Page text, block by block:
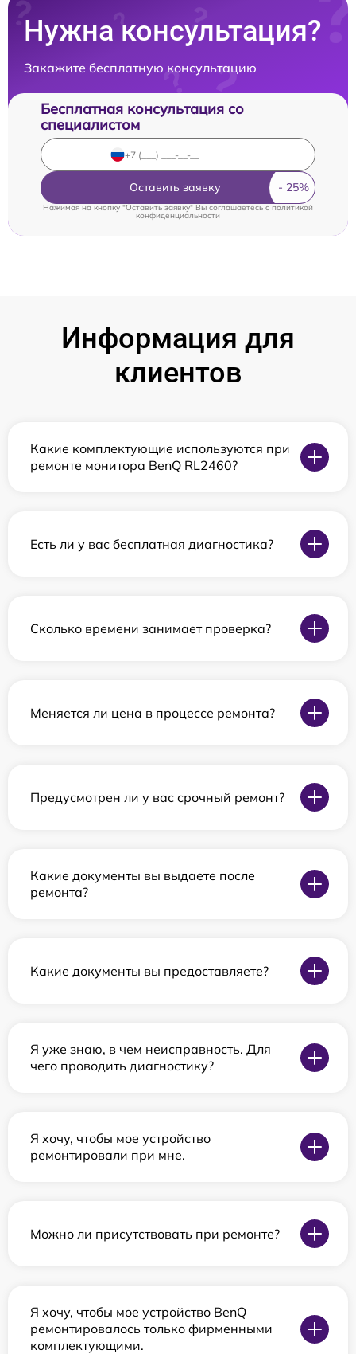
Нужна консультация?
Закажите бесплатную консультацию
Бесплатная консультация со
специалистом
Оставить заявку
Нажимая на кнопку "Оставить заявку" Вы соглашаетесь cполитикой
конфиденциальности
Информация для
клиентов
Какие комплектующие используются при
ремонте монитора BenQ RL2460?
Есть ли у вас бесплатная диагностика?
Сколько времени занимает проверка?
Меняется ли цена в процессе ремонта?
Предусмотрен ли у вас срочный ремонт?
Какие документы вы выдаете после
ремонта?
Какие документы вы предоставляете?
Я уже знаю, в чем неисправность. Для
чего проводить диагностику?
Я хочу, чтобы мое устройство
ремонтировали при мне.
Можно ли присутствовать при ремонте?
Я хочу, чтобы мое устройство BenQ
ремонтировалось только фирменными
комплектующими.